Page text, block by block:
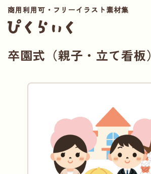
商用利用可・フリーイラスト素材集
卒園式（親子・立て看板）